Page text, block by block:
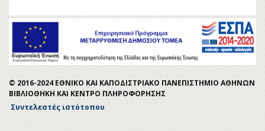
© 2016-2024 ΕΘΝΙΚΟ ΚΑΙ ΚΑΠΟΔΙΣΤΡΙΑΚΟ ΠΑΝΕΠΙΣΤΗΜΙΟ ΑΘΗΝΩΝ
ΒΙΒΛΙΟΘΗΚΗ ΚΑΙ ΚΕΝΤΡΟ ΠΛΗΡΟΦΟΡΗΣΗΣ
Συντελεστές ιστότοπου